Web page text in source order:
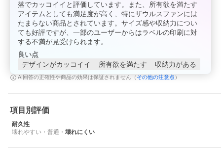
落でカッコイイと評価しています。また、所有欲を満たす
アイテムとしても満足度が高く、特にザウルスファンには
たまらない商品とされています。サイズ感や収納力につい
ても好評ですが、一部のユーザーからはラベルの印刷に対
する不満が見受けられます。
良い点
デザインがカッコイイ
所有欲を満たす 収納力がある
AI回答の正確性や商品の効果は保証されません（ その他の注意点 ）
項目別評価
耐久性
壊れやすい ・ 普通 ・ 壊れにくい